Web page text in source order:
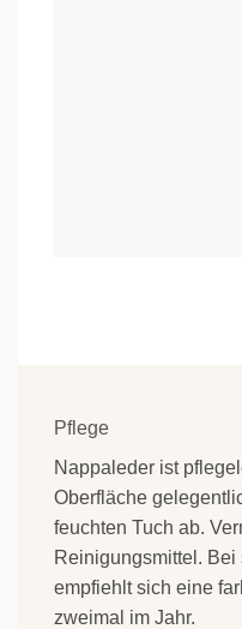
Pflege
Nappaleder ist
Oberfläche
feuchten Tuch ab.
Reinigungsmittel.
empfiehlt sich eine
zweimal im Jahr.